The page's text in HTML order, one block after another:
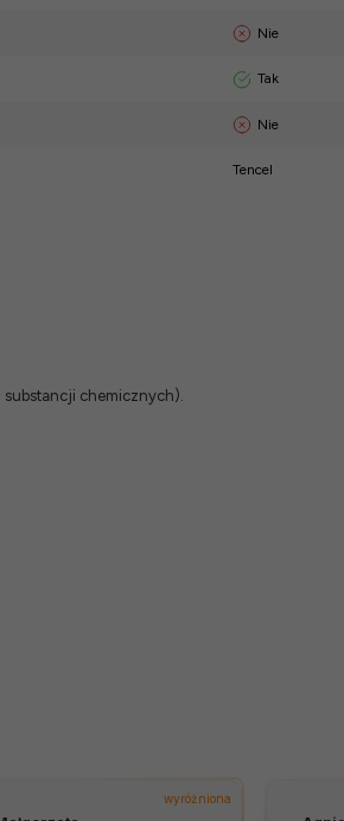
Nie
Tak
Nie
Tencel
substancji chemicznych).
wyróżniona